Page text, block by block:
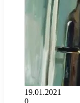
19.01.2021
0